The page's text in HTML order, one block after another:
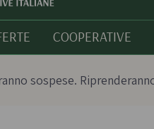
COOPERATIVE
sospese.